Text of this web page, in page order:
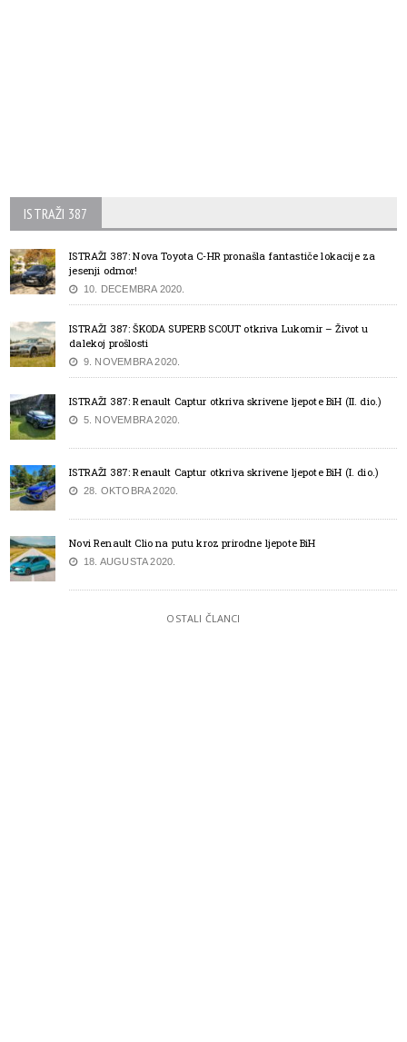
ISTRAŽI 387
ISTRAŽI 387: Nova Toyota C-HR pronašla fantastiče lokacije za
jesenji odmor!
10. DECEMBRA 2020.
ISTRAŽI 387: ŠKODA SUPERB SCOUT otkriva Lukomir – Život u
dalekoj prošlosti
9. NOVEMBRA 2020.
ISTRAŽI 387: Renault Captur otkriva skrivene ljepote BiH (II. dio.)
5. NOVEMBRA 2020.
ISTRAŽI 387: Renault Captur otkriva skrivene ljepote BiH (I. dio.)
28. OKTOBRA 2020.
Novi Renault Clio na putu kroz prirodne ljepote BiH
18. AUGUSTA 2020.
OSTALI ČLANCI